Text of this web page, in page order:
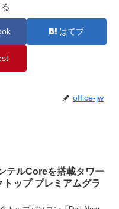
はてブ
office-jw
テルCoreを搭載タワー
ップ プレミアムグラ